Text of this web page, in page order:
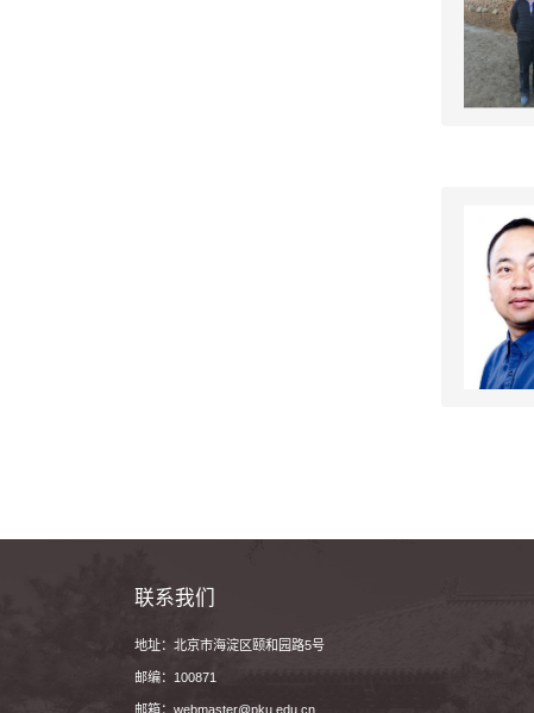
联系我们
地址：北京市海淀区颐和园路5号
邮编：100871
邮箱：webmaster@pku.edu.cn